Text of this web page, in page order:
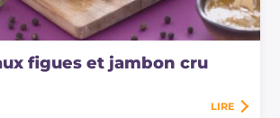
figues et jambon cru
LIRE